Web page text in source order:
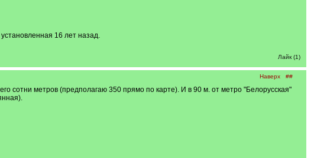
16 лет назад.
Лайк (1)
Наверх ##
сотни метров (предполагаю 350 прямо по карте). И в 90 м. от метро "Белорусская"